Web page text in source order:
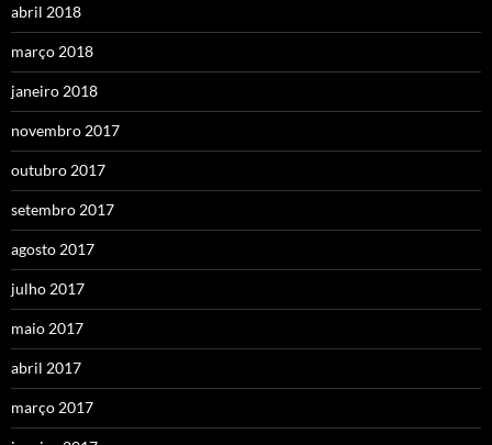
abril 2018
março 2018
janeiro 2018
novembro 2017
outubro 2017
setembro 2017
agosto 2017
julho 2017
maio 2017
abril 2017
março 2017